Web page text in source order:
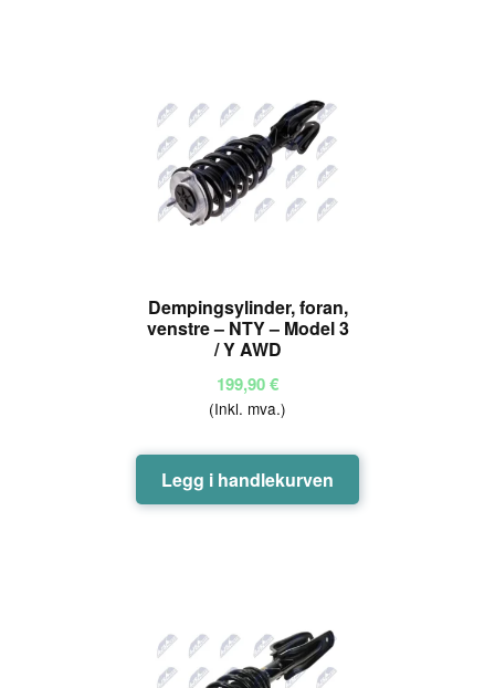
Dempingsylinder, foran,
venstre – NTY – Model 3
/ Y AWD
199,90€
(Inkl. mva.)
Legg i handlekurven